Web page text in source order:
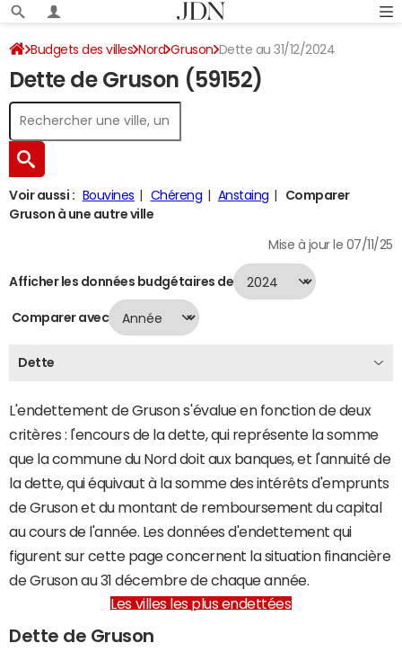
Budgets des villes Nord Gruson Dette au 31/12/2024
Dette de Gruson (59152)
Voir aussi : Bouvines Chéreng Anstaing
Comparer
Gruson à une autre ville
Mise à jour le 07/11/25
Afficher les données budgétaires de
Comparer avec
Dette
L'endettement de Gruson s'évalue en fonction de deux
critères : l'encours de la dette, qui représente la somme
que la commune du Nord doit aux banques, et l'annuité de
la dette, qui équivaut à la somme des intérêts d'emprunts
de Gruson et du montant de remboursement du capital
au cours de l'année. Les données d'endettement qui
figurent sur cette page concernent la situation financière
de Gruson au 31 décembre de chaque année.
Les villes les plus endettées
Dette de Gruson